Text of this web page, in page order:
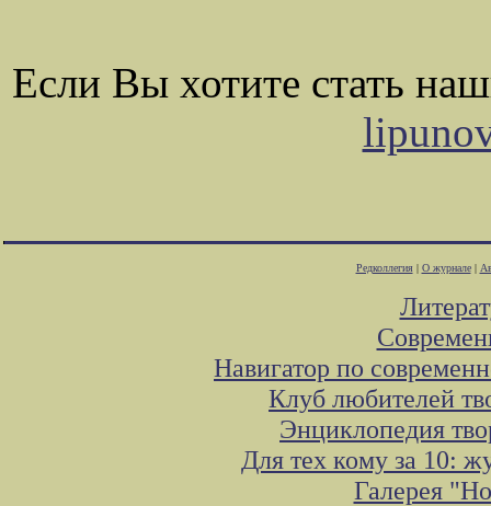
Если Вы хотите стать
Редколлегия| О журнале|
Навигатор по
Клуб любителей
Энциклопедия
Для тех кому за 10:
Галерея